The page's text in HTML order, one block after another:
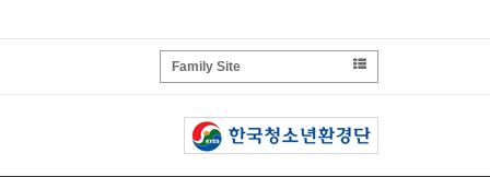
Family Site